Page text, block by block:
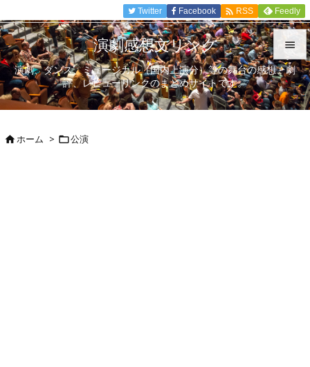


メニュ

Twitter Facebook  RSS Feedly
演劇感想文リンク
演劇、ダンス、ミュージカル（国内上演分）等の舞台の感想、劇
評、レビューリンクのまとめサイトです。
ホーム > 公演